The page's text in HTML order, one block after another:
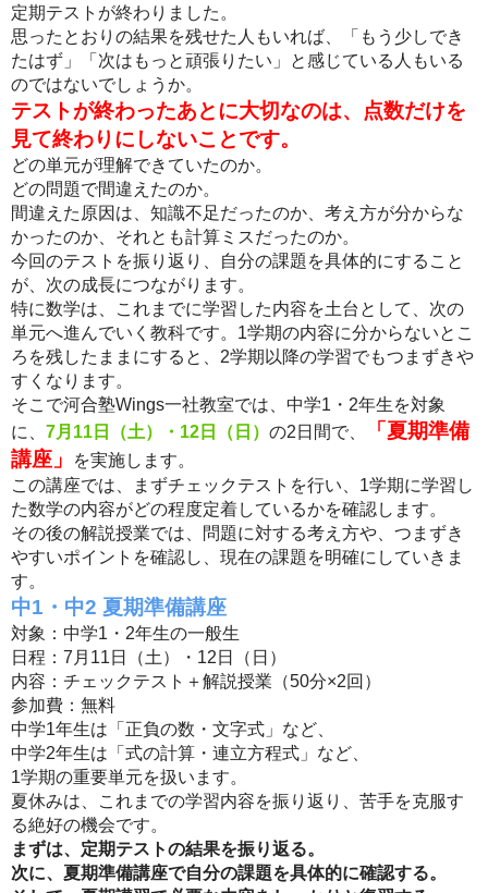
定期テストが終わりました。
思ったとおりの結果を残せた人もいれば、「もう少しでき
たはず」「次はもっと頑張りたい」と感じている人もいる
のではないでしょうか。
テストが終わったあとに大切なのは、点数だけを
見て終わりにしないことです。
どの単元が理解できていたのか。
どの問題で間違えたのか。
間違えた原因は、知識不足だったのか、考え方が分からな
かったのか、それとも計算ミスだったのか。
今回のテストを振り返り、
自分の課題を具体的にすること
が、次の成長につながります。
特に数学は、これまでに学習した内容を土台として、次の
単元へ進んでいく教科です。1学期の内容に分からないとこ
ろを残したままにすると、2学期以降の学習でもつまずきや
すくなります。
そこで河合塾Wings一社教室では、中学1・2年生を対象
に、 7月11日（土）・12日（日） の2日間で、
「夏期準備
講座」
を実施します。
この講座では、まずチェックテストを行い、1学期に学習し
た数学の内容がどの程度定着しているかを確認します。
その後の解説授業では、問題に対する考え方や、つまずき
やすいポイントを確認し、現在の課題を明確にしていきま
す。
中1・中2 夏期準備講座
対象： 中学1・2年生の一般生
日程： 7月11日（土）・12日（日）
内容： チェックテスト＋解説授業（50分×2回）
参加費： 無料
中学1年生は 「正負の数・文字式」 など、
中学2年生は 「式の計算・連立方程式」 など、
1学期の重要単元を扱います。
夏休みは、これまでの学習内容を振り返り、苦手を克服す
る絶好の機会です。
まずは、定期テストの結果を振り返る。
次に、夏期準備講座で自分の課題を具体的に確認する。